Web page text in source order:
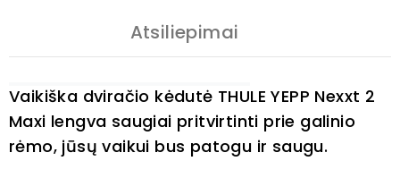
Atsiliepimai
Vaikiška dviračio kėdutė THULE YEPP Nexxt 2
Maxi lengva saugiai pritvirtinti prie galinio
rėmo, jūsų vaikui bus patogu ir saugu.